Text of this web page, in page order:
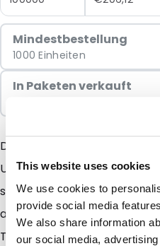
This website uses cookies
We use cookies to
provide social media
We also share information
our social media,
Mindestbestellung
1000 Einheiten
In Paketen verkauft
Der TopTac ist ein sehr
Umschlag in Form einer
seiner Pracht vorzeigen
als nur eine Hülle, die nur
TopTac sorgt dafür, dass